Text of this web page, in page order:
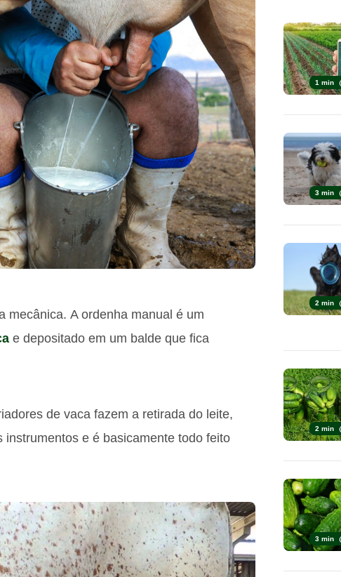
mecânica. A ordenha manual é um
e depositado em um balde que fica
de vaca fazem a retirada do leite,
e é basicamente todo feito
1 min
3 min
2 min
2 min
3 min